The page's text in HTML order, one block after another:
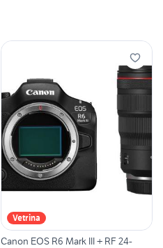
Vetrina
Canon EOS R6 Mark III + RF 24-